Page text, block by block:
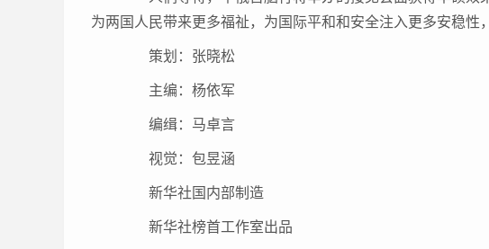
为两国人民带来更多福祉，为国际平和和安全注入更多安稳性
策划：张晓松
主编：杨依军
编缉：马卓言
视觉：包昱涵
新华社国内部制造
新华社榜首工作室出品